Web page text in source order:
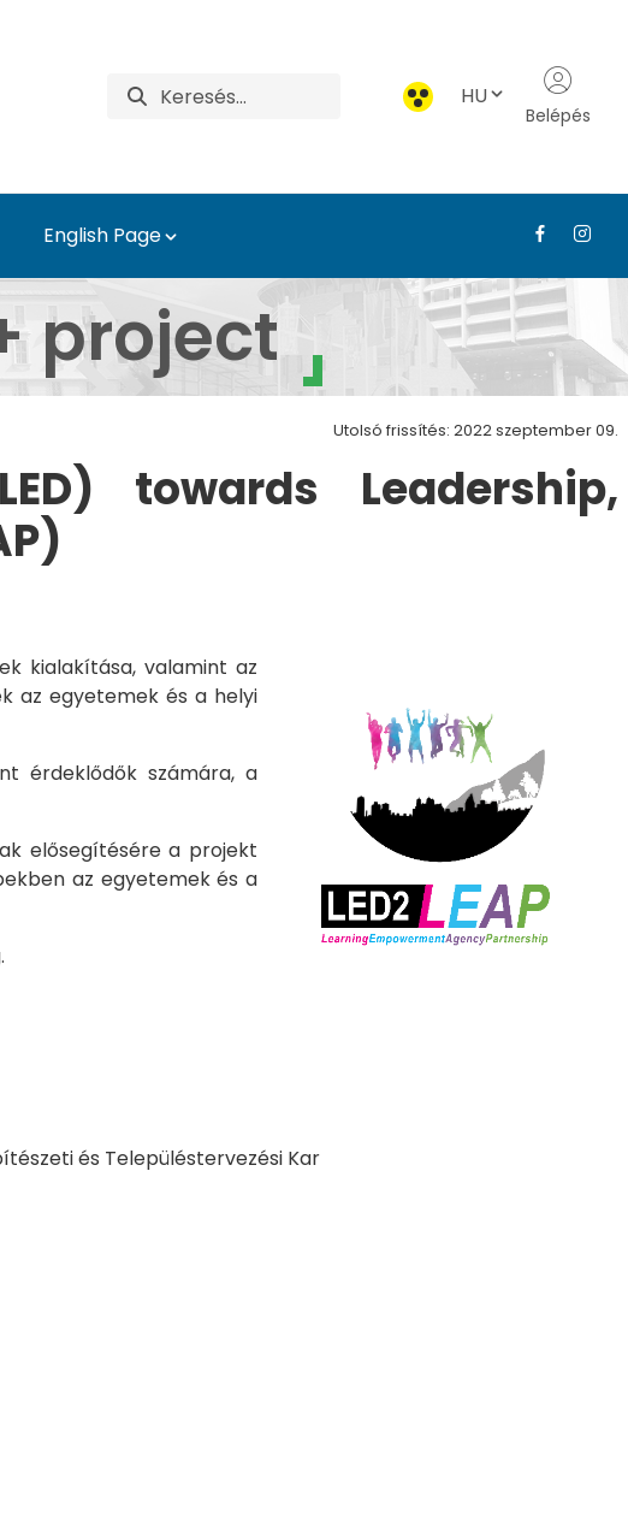
HU
Belépés
English Page
Településtervezési és
project
Utolsó frissítés: 2022 szeptember 09.
towards Leadership,
kialakítása, valamint az
az egyetemek és a helyi
érdeklődők számára, a
elősegítésére a projekt
az egyetemek és a
és Településtervezési Kar